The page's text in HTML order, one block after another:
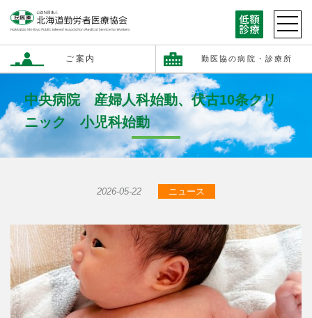
ご案内 勤医協の病院・診療所
中央病院 産婦人科始動、伏古10条クリ
ニック 小児科始動
2026-05-22 ニュース